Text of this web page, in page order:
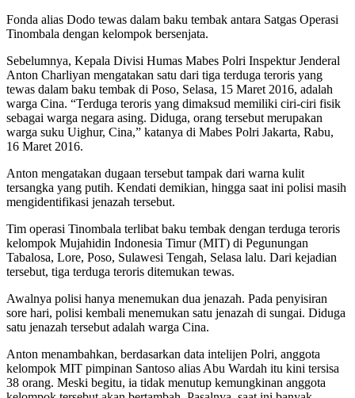
Fonda alias Dodo tewas dalam baku tembak antara Satgas Operasi
Tinombala dengan kelompok bersenjata.
Sebelumnya, Kepala Divisi Humas Mabes Polri Inspektur Jenderal
Anton Charliyan mengatakan satu dari tiga terduga teroris yang
tewas dalam baku tembak di Poso, Selasa, 15 Maret 2016, adalah
warga Cina. “Terduga teroris yang dimaksud memiliki ciri-ciri fisik
sebagai warga negara asing. Diduga, orang tersebut merupakan
warga suku Uighur, Cina,” katanya di Mabes Polri Jakarta, Rabu,
16 Maret 2016.
Anton mengatakan dugaan tersebut tampak dari warna kulit
tersangka yang putih. Kendati demikian, hingga saat ini polisi masih
mengidentifikasi jenazah tersebut.
Tim operasi Tinombala terlibat baku tembak dengan terduga teroris
kelompok Mujahidin Indonesia Timur (MIT) di Pegunungan
Tabalosa, Lore, Poso, Sulawesi Tengah, Selasa lalu. Dari kejadian
tersebut, tiga terduga teroris ditemukan tewas.
Awalnya polisi hanya menemukan dua jenazah. Pada penyisiran
sore hari, polisi kembali menemukan satu jenazah di sungai. Diduga
satu jenazah tersebut adalah warga Cina.
Anton menambahkan, berdasarkan data intelijen Polri, anggota
kelompok MIT pimpinan Santoso alias Abu Wardah itu kini tersisa
38 orang. Meski begitu, ia tidak menutup kemungkinan anggota